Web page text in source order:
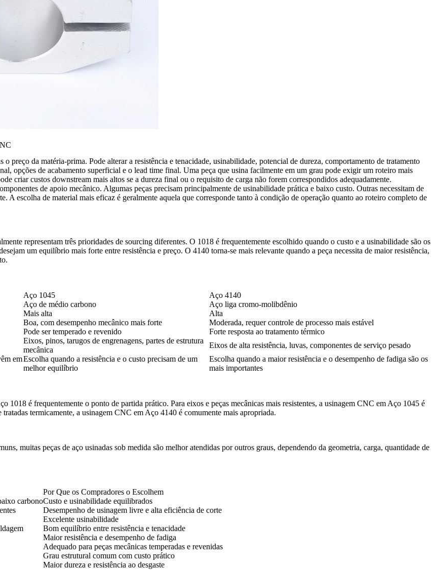
preço da matéria-prima. Pode alterar a resistência e tenacidade, usinabilidade, potencial de dureza, comportamento de tratamento
opções de acabamento superficial e o lead time final. Uma peça que usina facilmente em um grau pode exigir um roteiro mais
criar custos downstream mais altos se a dureza final ou o requisito de carga não forem correspondidos adequadamente.
de apoio mecânico. Algumas peças precisam principalmente de usinabilidade prática e baixo custo. Outras necessitam de
A escolha de material mais eficaz é geralmente aquela que corresponde tanto à condição de operação quanto ao roteiro completo de
representam três prioridades de sourcing diferentes. O 1018 é frequentemente escolhido quando o custo e a usinabilidade são os
um equilíbrio mais forte entre resistência e preço. O 4140 torna-se mais relevante quando a peça necessita de maior resistência,
Aço 1045
Aço 4140
Aço de médio carbono
Aço liga cromo-molibdênio
Mais alta
Alta
Boa, com desempenho mecânico mais forte
Moderada, requer controle de processo mais estável
Pode ser temperado e revenido
Forte resposta ao tratamento térmico
Eixos, pinos, tarugos de engrenagens, partes de estrutura
mecânica
Eixos de alta resistência, luvas, componentes de serviço pesado
emEscolha quando a resistência e o custo precisam de um
melhor equilíbrio
Escolha quando a maior resistência e o desempenho de fadiga são os
mais importantes
1018 é frequentemente o ponto de partida prático. Para eixos e peças mecânicas mais resistentes, a usinagem CNC em Aço 1045 é
termicamente, a usinagem CNC em Aço 4140 é comumente mais apropriada.
muitas peças de aço usinadas sob medida são melhor atendidas por outros graus, dependendo da geometria, carga, quantidade de
Por Que os Compradores o Escolhem
carbonoCusto e usinabilidade equilibrados
Desempenho de usinagem livre e alta eficiência de corte
Excelente usinabilidade
Bom equilíbrio entre resistência e tenacidade
Maior resistência e desempenho de fadiga
Adequado para peças mecânicas temperadas e revenidas
Grau estrutural comum com custo prático
Maior dureza e resistência ao desgaste